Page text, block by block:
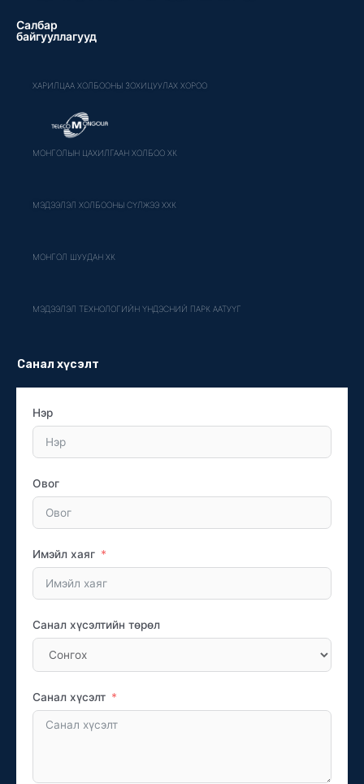
Салбар
байгууллагууд
ХАРИЛЦАА ХОЛБООНЫ ЗОХИЦУУЛАХ ХОРОО
МОНГОЛЫН ЦАХИЛГААН ХОЛБОО ХК
МЭДЭЭЛЭЛ ХОЛБООНЫ СҮЛЖЭЭ ХХК
МОНГОЛ ШУУДАН ХК
МЭДЭЭЛЭЛ ТЕХНОЛОГИЙН ҮНДЭСНИЙ ПАРК ААТУҮГ
Санал хүсэлт
Нэр
Овог
Имэйл хаяг
Санал хүсэлтийн төрөл
Санал хүсэлт